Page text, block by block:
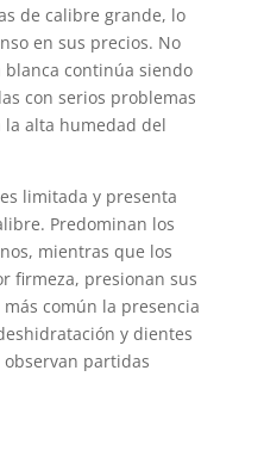
de calibre grande, lo
en sus precios. No
continúa siendo
con serios problemas
alta humedad del
limitada y presenta
Predominan los
mientras que los
firmeza, presionan sus
más común la presencia
y dientes
partidas